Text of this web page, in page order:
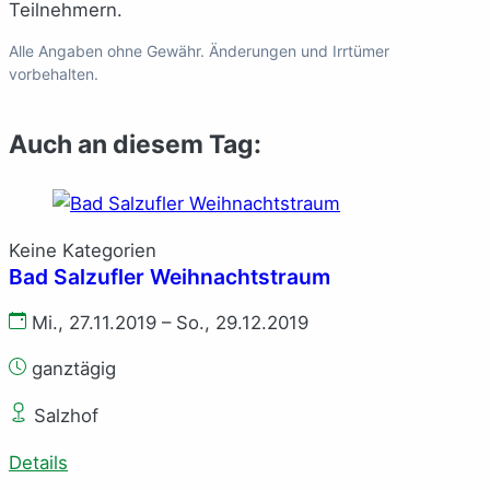
Teilnehmern.
Alle Angaben ohne Gewähr. Änderungen und Irrtümer
vorbehalten.
Auch an diesem Tag:
Keine Kategorien
Bad Salzufler Weihnachtstraum
Mi., 27.11.2019 – So., 29.12.2019
ganztägig
Salzhof
Details